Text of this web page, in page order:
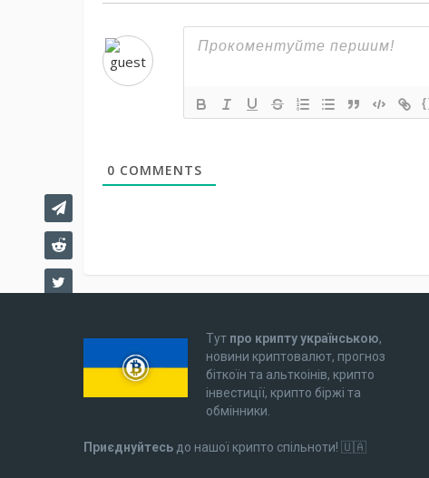
0 COMMENTS
Тут про крипту українською,
новини криптовалют, прогноз
біткоїн та альткоінів, крипто
інвестиції, крипто біржі та
обмінники.
Приєднуйтесь до нашої крипто спільноти! 🇺🇦